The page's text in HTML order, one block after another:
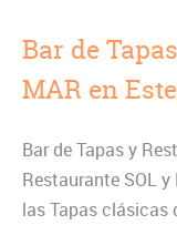
Bar de
MAR en
Bar de Tapas y
Restaurante SOL
las Tapas clásicas